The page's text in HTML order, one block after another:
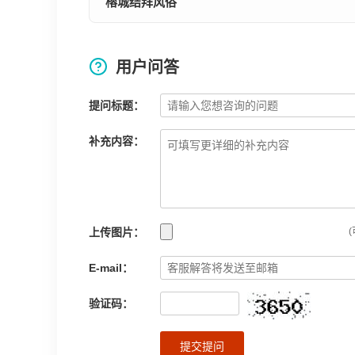
用户问答
提问标题：
补充内容：
上传图片： (
E-mail：
验证码：
提交提问